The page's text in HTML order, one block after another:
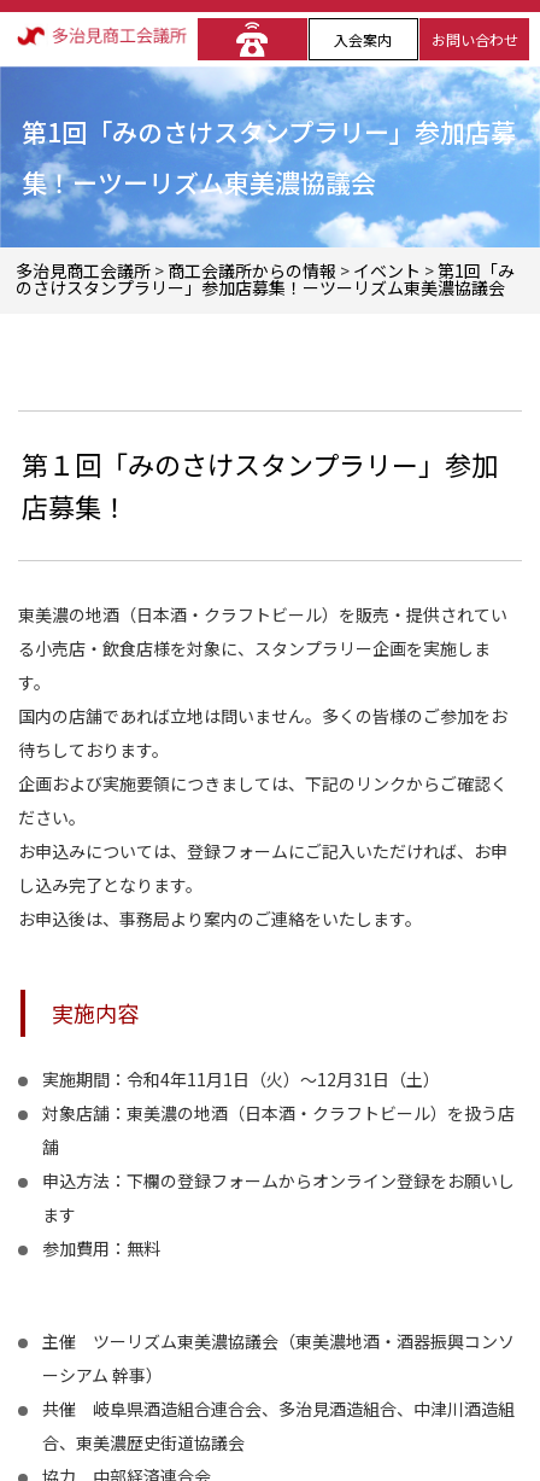
入会案内 お問い合わせ
第1回「みのさけスタンプラリー」参加店募
集！ーツーリズム東美濃協議会
多治見商工会議所 > 商工会議所からの情報 > イベント >第1回「み
のさけスタンプラリー」参加店募集！ーツーリズム東美濃協議会
第１回「みのさけスタンプラリー」参加
店募集！
東美濃の地酒（日本酒・クラフトビール）を販売・提供されてい
る小売店・飲食店様を対象に、スタンプラリー企画を実施しま
す。
国内の店舗であれば立地は問いません。多くの皆様のご参加をお
待ちしております。
企画および実施要領につきましては、下記のリンクからご確認く
ださい。
お申込みについては、登録フォームにご記入いただければ、お申
し込み完了となります。
お申込後は、事務局より案内のご連絡をいたします。
実施内容
実施期間：令和4年11月1日（火）～12月31日（土）
対象店舗：東美濃の地酒（日本酒・クラフトビール）を扱う店
舗
申込方法：下欄の登録フォームからオンライン登録をお願いし
ます
参加費用：無料
主催 ツーリズム東美濃協議会（東美濃地酒・酒器振興コンソ
ーシアム 幹事）
共催 岐阜県酒造組合連合会、多治見酒造組合、中津川酒造組
合、東美濃歴史街道協議会